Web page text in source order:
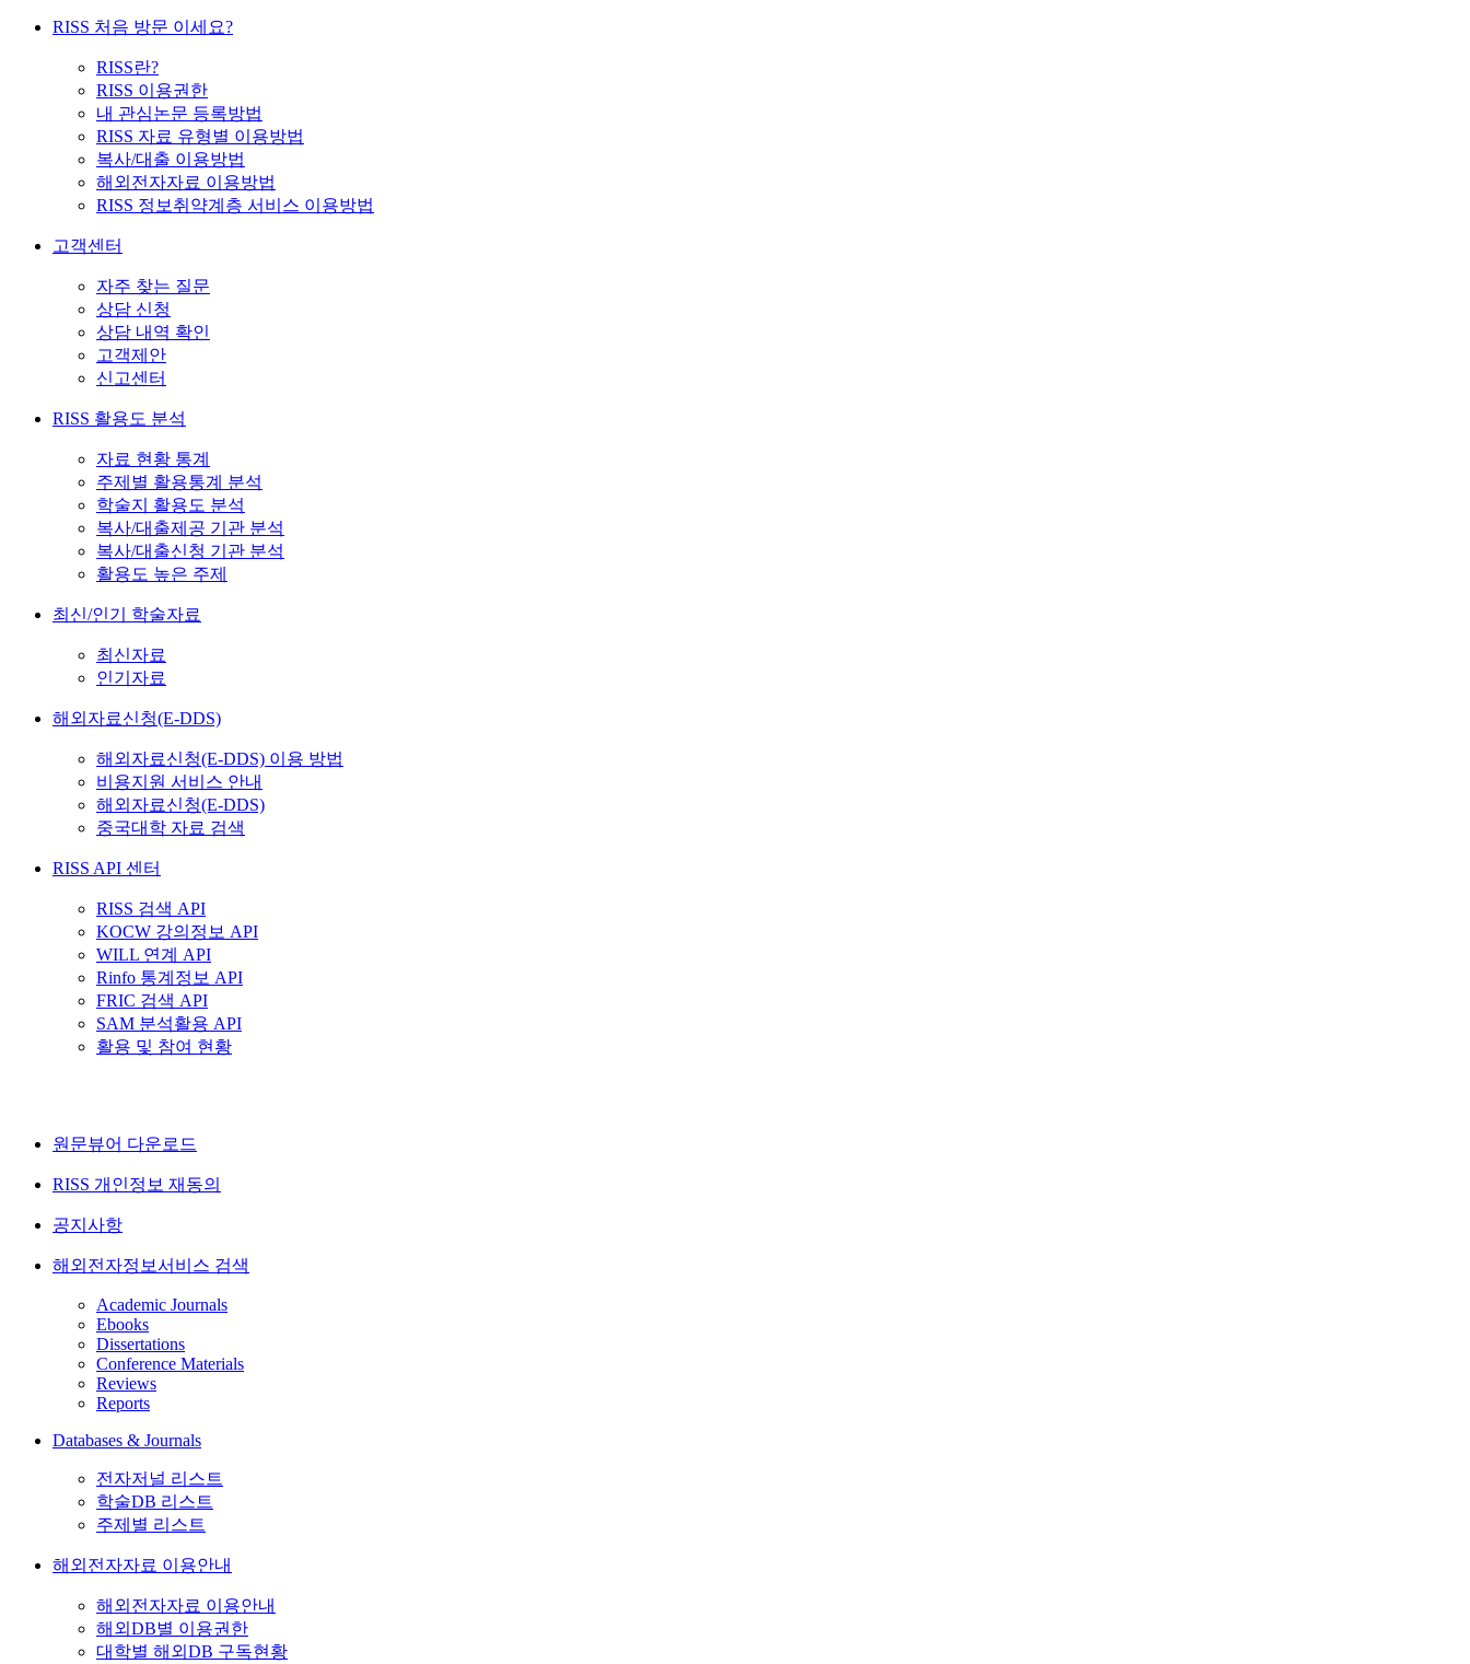
RISS 처음 방문 이세요?
RISS란?
RISS 이용권한
내 관심논문 등록방법
RISS 자료 유형별 이용방법
복사/대출 이용방법
해외전자자료 이용방법
RISS 정보취약계층 서비스 이용방법
고객센터
자주 찾는 질문
상담 신청
상담 내역 확인
고객제안
신고센터
RISS 활용도 분석
자료 현황 통계
주제별 활용통계 분석
학술지 활용도 분석
복사/대출제공 기관 분석
복사/대출신청 기관 분석
활용도 높은 주제
최신/인기 학술자료
최신자료
인기자료
해외자료신청(E-DDS)
해외자료신청(E-DDS) 이용 방법
비용지원 서비스 안내
해외자료신청(E-DDS)
중국대학 자료 검색
RISS API 센터
RISS 검색 API
KOCW 강의정보 API
WILL 연계 API
Rinfo 통계정보 API
FRIC 검색 API
SAM 분석활용 API
활용 및 참여 현황
원문뷰어 다운로드
RISS 개인정보 재동의
공지사항
해외전자정보서비스 검색
Academic Journals
Ebooks
Dissertations
Conference Materials
Reviews
Reports
Databases & Journals
전자저널 리스트
학술DB 리스트
주제별 리스트
해외전자자료 이용안내
해외전자자료 이용안내
해외DB별 이용권한
대학별 해외DB 구독현황